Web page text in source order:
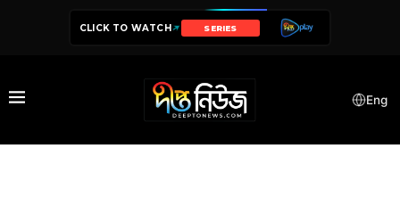
CLICK TO WATCH SERIES
Eng